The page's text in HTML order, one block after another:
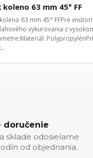
koleno 63 mm 45° FF
koleno 63 mm 45° FFPre
vykurovania z
doručenie
sklade odosielame
od objednania.